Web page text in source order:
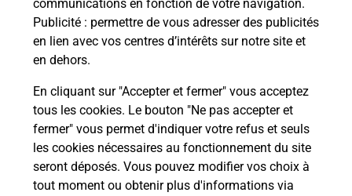
communications en fonction de votre navigation.
Publicité : permettre de vous adresser des publicités
en lien avec vos centres d’intérêts sur notre site et
en dehors.
En cliquant sur "Accepter et fermer" vous acceptez
tous les cookies. Le bouton "Ne pas accepter et
fermer" vous permet d'indiquer votre refus et seuls
les cookies nécessaires au fonctionnement du site
seront déposés. Vous pouvez modifier vos choix à
tout moment ou obtenir plus d'informations via
Quel réseau utilise La Poste Mobile ?
Est-ce que je peux garder mon
numéro de mobile gratuitement ?
Est-ce que je peux bénéficier de la 5G
avec La Poste Mobile ?